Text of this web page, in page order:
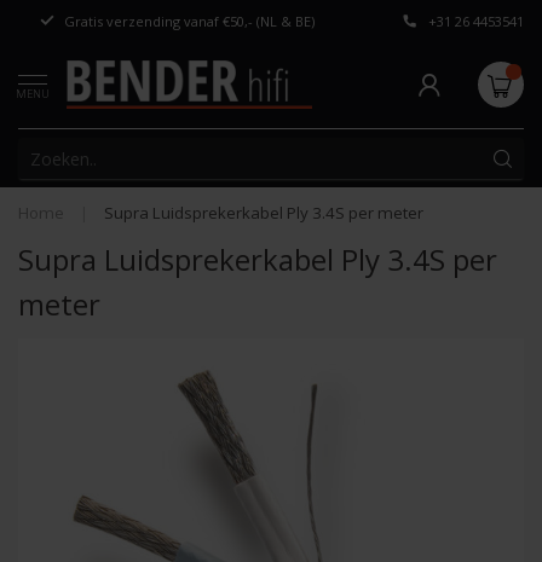
Gratis verzending vanaf €50,- (NL & BE) Persoonlijk
+31 26 4453541
MENU
Home Supra Luidsprekerkabel Ply 3.4S per meter
Supra Luidsprekerkabel Ply 3.4S per
meter